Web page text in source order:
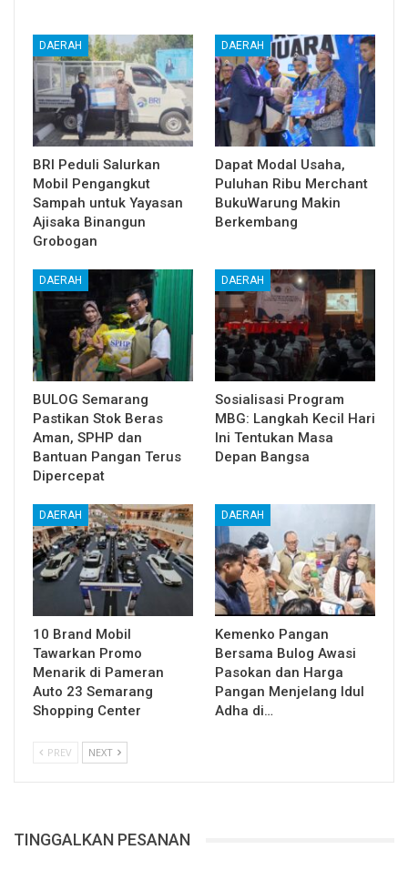
DAERAH
BRI Peduli Salurkan
Mobil Pengangkut
Sampah untuk Yayasan
Ajisaka Binangun
Grobogan
DAERAH
Dapat Modal Usaha,
Puluhan Ribu Merchant
BukuWarung Makin
Berkembang
DAERAH
BULOG Semarang
Pastikan Stok Beras
Aman, SPHP dan
Bantuan Pangan Terus
Dipercepat
DAERAH
Sosialisasi Program
MBG: Langkah Kecil Hari
Ini Tentukan Masa
Depan Bangsa
DAERAH
10 Brand Mobil
Tawarkan Promo
Menarik di Pameran
Auto 23 Semarang
Shopping Center
DAERAH
Kemenko Pangan
Bersama Bulog Awasi
Pasokan dan Harga
Pangan Menjelang Idul
Adha di…
PREV NEXT
TINGGALKAN PESANAN